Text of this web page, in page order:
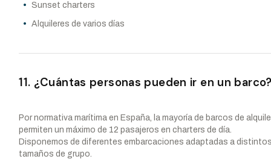
Sunset charters
Alquileres de varios días
11. ¿Cuántas personas pueden ir en un
Por normativa marítima en España, la mayoría de barcos de
permiten un máximo de 12 pasajeros en charters de día.
Disponemos de diferentes embarcaciones adaptadas a
tamaños de grupo.